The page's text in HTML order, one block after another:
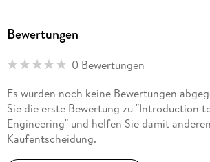
engineering. He is the author of Ultrasonic
Basic Introduction to Bioelectromagnetics
waves in biological sensing, including
fluorescent waveguiding immunosensors,
of optical waveguides and near-field
ultrasonic bioinstrumentation.
Bewertungen
0 Bewertungen
Es wurden noch keine Bewertungen
Sie die erste Bewertung zu "Introduction
Engineering" und helfen Sie damit
Kaufentscheidung.